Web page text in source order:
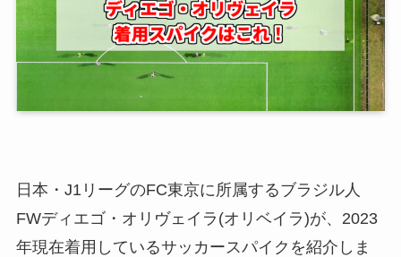
日本・J1リーグのFC東京に所属するブラジル人
FWディエゴ・オリヴェイラ(オリベイラ)が、2023
年現在着用しているサッカースパイクを紹介しま